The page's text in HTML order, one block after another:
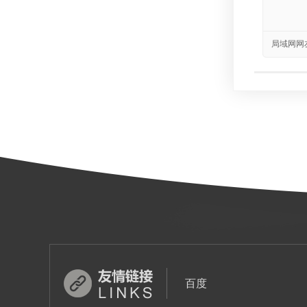
局域网网
百度